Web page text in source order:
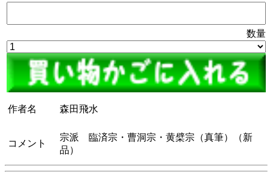
数量
作者名 森田飛水
コメント
宗派 臨済宗・曹洞宗・黄檗宗（真筆）（新
品）